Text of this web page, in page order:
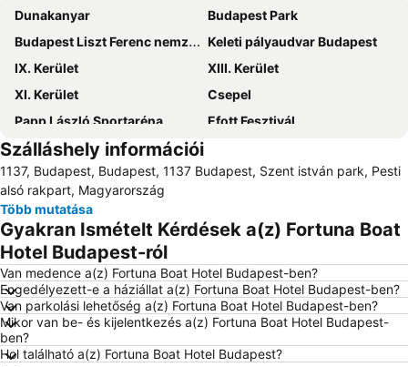
Dunakanyar
Budapest Park
Budapest Liszt Ferenc nemzetközi repülőtér
Keleti pályaudvar Budapest
IX. Kerület
XIII. Kerület
XI. Kerület
Csepel
Papp László Sportaréna
Efott Fesztivál
III. Kerület
Népliget
XIV. Kerület
VIII. Kerület
Nyugati pályaudvar Budapest
X. Kerület
Lurdy Ház
Puskás Ferenc Stadion
Hungexpo
XII. Kerület
Kelenföld
Déli pályaudvar
XVI kerület
Margitsziget
II. Kerület
Szálláshely információi
1137, Budapest, Budapest, 1137 Budapest, Szent istván park, Pesti
alsó rakpart, Magyarország
Több mutatása
Gyakran Ismételt Kérdések a(z) Fortuna Boat
Hotel Budapest-ról
Van medence a(z) Fortuna Boat Hotel Budapest-ben?
Engedélyezett-e a háziállat a(z) Fortuna Boat Hotel Budapest-ben?
Van parkolási lehetőség a(z) Fortuna Boat Hotel Budapest-ben?
Mikor van be- és kijelentkezés a(z) Fortuna Boat Hotel Budapest-
ben?
Hol található a(z) Fortuna Boat Hotel Budapest?